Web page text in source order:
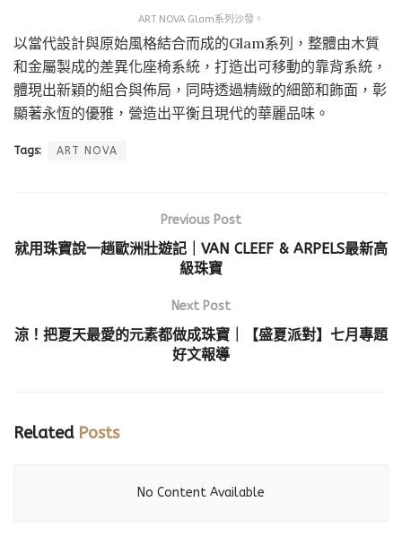
ART NOVA Glam系列沙發。
以當代設計與原始風格結合而成的Glam系列，整體由木質
和金屬製成的差異化座椅系統，打造出可移動的靠背系統，
體現出新穎的組合與佈局，同時透過精緻的細節和飾面，彰
顯著永恆的優雅，營造出平衡且現代的華麗品味。
Tags: ART NOVA
Previous Post
就用珠寶說一趟歐洲壯遊記｜VAN CLEEF & ARPELS最新高
級珠寶
Next Post
涼！把夏天最愛的元素都做成珠寶｜【盛夏派對】七月專題
好文報導
RelatedPosts
No Content Available